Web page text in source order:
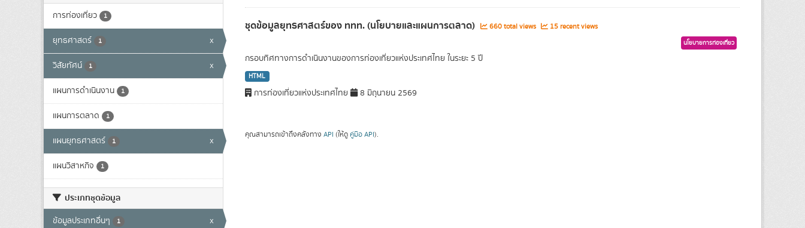
การท่องเที่ยว 1
ยุทธศาสตร์ 1 x
วิสัยทัศน์ 1 x
แผนการดำเนินงาน 1
แผนการตลาด 1
แผนยุทธศาสตร์ 1 x
แผนวิสาหกิจ 1
ประเภทชุดข้อมูล
ข้อมูลประเภทอื่นๆ 1 x
ชุดข้อมูลยุทธศาสตร์ของ ททท. (นโยบายและแผนการตลาด) 660 total views 15 recent views
นโยบายการท่องเที่ยว
กรอบทิศทางการดำเนินงานของการท่องเที่ยวแห่งประเทศไทย ในระยะ 5 ปี
HTML
การท่องเที่ยวแห่งประเทศไทย 8 มิถุนายน 2569
คุณสามารถเข้าถึงคลังทาง API (ให้ดู คู่มือ API).